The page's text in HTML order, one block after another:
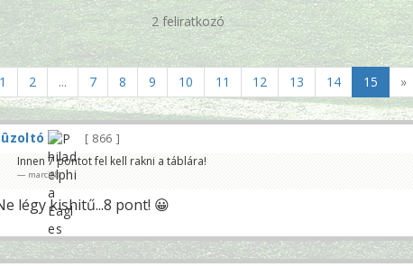
2 feliratkozó
1 2 ... 7 8 9 10 11 12 13 14 15 »
866
Innen 7 pontot fel kell rakni a táblára!
marci88
légy kishitű...8 pont! 😀